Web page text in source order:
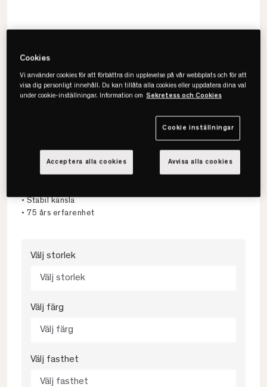
Jensen
Diplomat Madrass
• Stabil känsla
• 75 års erfarenhet
Välj storlek
Välj storlek
Välj färg
Välj färg
Välj fasthet
Välj fasthet
Cookies
Vi använder cookies för att förbättra din upplevelse på vår webbplats och för att
visa dig personligt innehåll. Du kan tillåta alla cookies eller uppdatera dina val
under cookie-inställningar. Information om Sekretess och Cookies
Cookie inställningar
Avvisa alla cookies
Acceptera alla cookies